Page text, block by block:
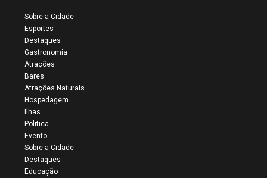
Sobre a Cidade
Esportes
Destaques
Gastronomia
Atrações
Bares
Atrações Naturais
Hospedagem
Ilhas
Politica
Evento
Sobre a Cidade
Destaques
Educação